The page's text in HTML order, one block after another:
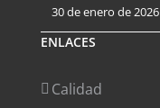
30 de enero de 2026
ENLACES
Calidad